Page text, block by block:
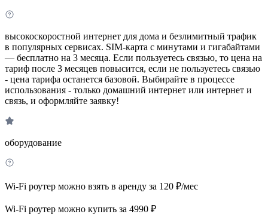
высокоскоростной интернет для дома и безлимитный трафик
в популярных сервисах. SIM-карта с минутами и гигабайтами
— бесплатно на 3 месяца. Если пользуетесь связью, то цена на
тариф после 3 месяцев повысится, если не пользуетесь связью
- цена тарифа останется базовой. Выбирайте в процессе
использования - только домашний интернет или интернет и
связь, и оформляйте заявку!
оборудование
Wi-Fi роутер можно взять в аренду за 120 ₽/мес
Wi-Fi роутер можно купить за 4990 ₽